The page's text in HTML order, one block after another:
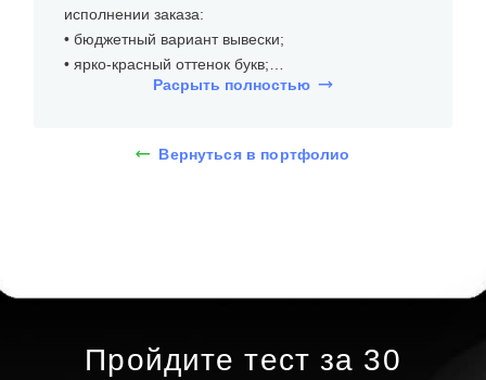
исполнении заказа:
• бюджетный вариант вывески;
• ярко-красный оттенок букв;
• без подсветки.
установки (на полу сцены), бюджет и требования
Определившись с внешним видом объемных
Расрыть полностью
Вернуться в портфолио
Пройдите тест за 30